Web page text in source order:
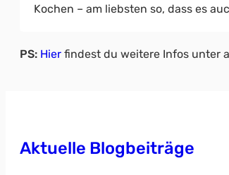
Kochen – am liebsten so, dass es
PS: Hier findest du weitere Infos unter
Aktuelle Blogbeiträge